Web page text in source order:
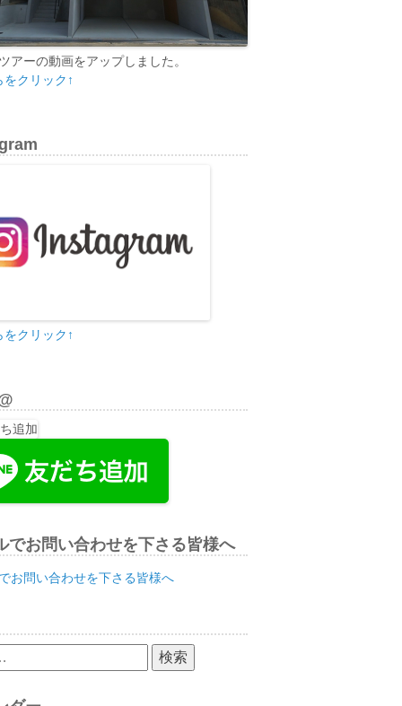
アーの動画をアップしました。
をクリック↑
をクリック↑
でお問い合わせを下さる皆様へ
お問い合わせを下さる皆様へ